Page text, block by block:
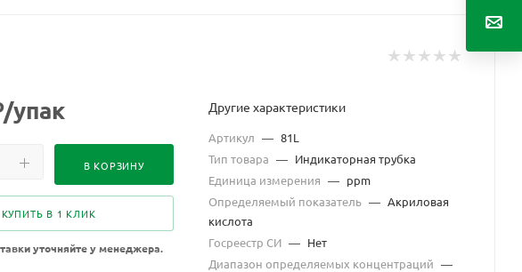
/упак
В КОРЗИНУ
КУПИТЬ В 1 КЛИК
уточняйте у менеджера.
Другие характеристики
Артикул — 81L
Тип товара — Индикаторная трубка
Единица измерения — ppm
Определяемый показатель — Акриловая
кислота
Госреестр СИ — Нет
Диапазон определяемых концентраций —